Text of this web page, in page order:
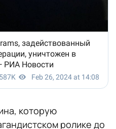
которую
ролике до